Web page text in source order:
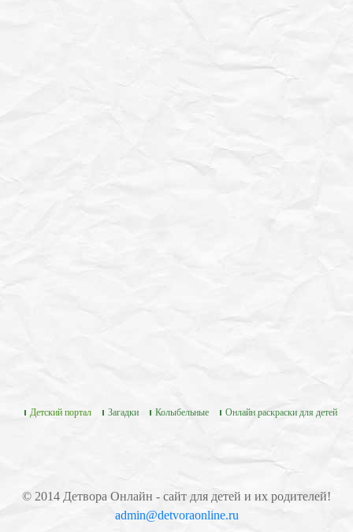
Детский портал Загадки Колыбельные Онлайн раскраски для детей
© 2014 Детвора Онлайн - сайт для детей и их родителей!
admin@detvoraonline.ru